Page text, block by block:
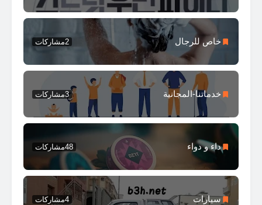
خاص للرجال 2مشاركات
خدماتنا-المجانية 3مشاركات
داء و دواء 48مشاركات
سيارات 4مشاركات